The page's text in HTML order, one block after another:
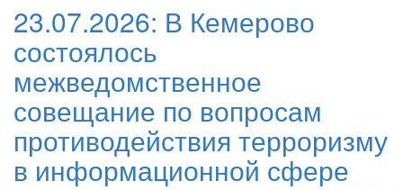
23.07.2026: В Кемерово
состоялось
межведомственное
совещание по вопросам
противодействия терроризму
в информационной сфере